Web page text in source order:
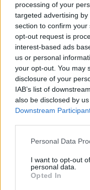
processing of your
targeted advertising
section to confirm
opt-out request is
interest-based ads
us or personal
your opt-out. You may
disclosure of your
IAB’s list of
also be disclosed by
Downstream
Please note that this
not limited to your visit
grant or deny consent
use your data for
Personal Data
I want to opt-out
personal data.
Opted In
AUTORE
Andrea
casual e
trasforma
quando
Stadio
che
critico.
allenatore